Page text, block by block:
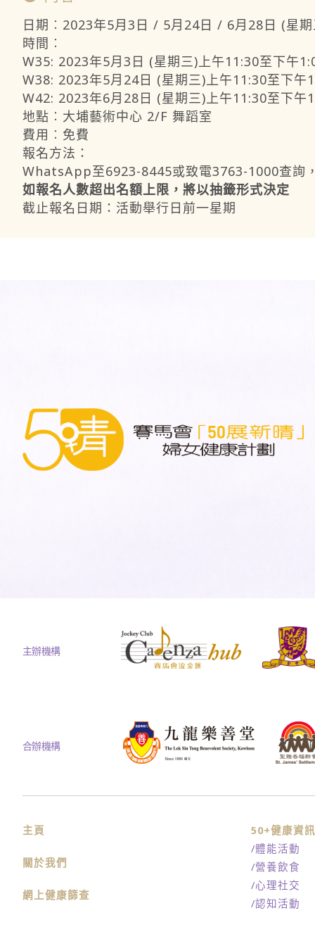
日期︰2023年5月3日 / 5月24日 / 6月28日 (星
時間︰
W35: 2023年5月3日 (星期三)上午11:30至下午
W38: 2023年5月24日 (星期三)上午11:30至下午
W42: 2023年6月28日 (星期三)上午11:30至下午
地點︰大埔藝術中心 2/F 舞蹈室
費用︰免費
報名方法：
WhatsApp至6923-8445或致電3763-1000查詢
如報名人數超出名額上限，將以抽籤形式決定
截止報名日期：活動舉行日前一星期
主辦機構
合辦機構
主頁
關於我們
網上健康篩查
50+健康資訊
/體能活動
/營養飲食
/心理社交
/認知活動